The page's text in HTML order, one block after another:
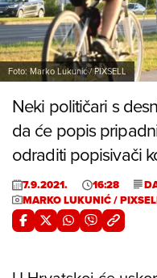
Foto: Marko Lukunić / PIXSELL
Neki političari s
da će popis
odraditi popisivači
7.9.2021. 16:28
MARKO LUKUNIĆ /